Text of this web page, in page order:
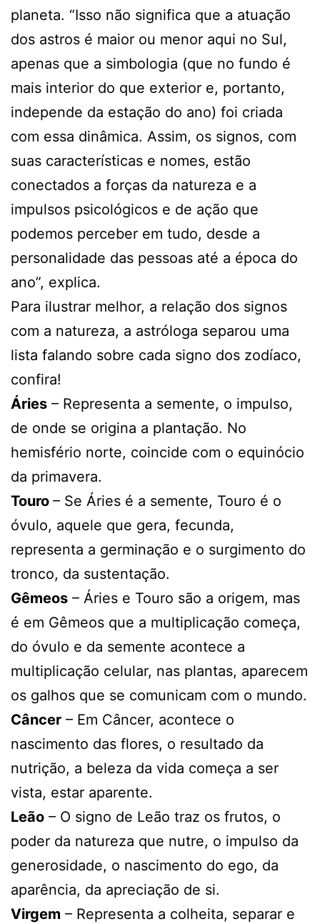
planeta. “Isso não significa que a atuação
dos astros é maior ou menor aqui no Sul,
apenas que a simbologia (que no fundo é
mais interior do que exterior e, portanto,
independe da estação do ano) foi criada
com essa dinâmica. Assim, os signos, com
suas características e nomes, estão
conectados a forças da natureza e a
impulsos psicológicos e de ação que
podemos perceber em tudo, desde a
personalidade das pessoas até a época do
ano”, explica.
Para ilustrar melhor, a relação dos signos
com a natureza, a astróloga separou uma
lista falando sobre cada signo dos zodíaco,
confira!
Áries – Representa a semente, o impulso,
de onde se origina a plantação. No
hemisfério norte, coincide com o equinócio
da primavera.
Touro – Se Áries é a semente, Touro é o
óvulo, aquele que gera, fecunda,
representa a germinação e o surgimento do
tronco, da sustentação.
Gêmeos – Áries e Touro são a origem, mas
é em Gêmeos que a multiplicação começa,
do óvulo e da semente acontece a
multiplicação celular, nas plantas, aparecem
os galhos que se comunicam com o mundo.
Câncer – Em Câncer, acontece o
nascimento das flores, o resultado da
nutrição, a beleza da vida começa a ser
vista, estar aparente.
Leão – O signo de Leão traz os frutos, o
poder da natureza que nutre, o impulso da
generosidade, o nascimento do ego, da
aparência, da apreciação de si.
Virgem – Representa a colheita, separar e